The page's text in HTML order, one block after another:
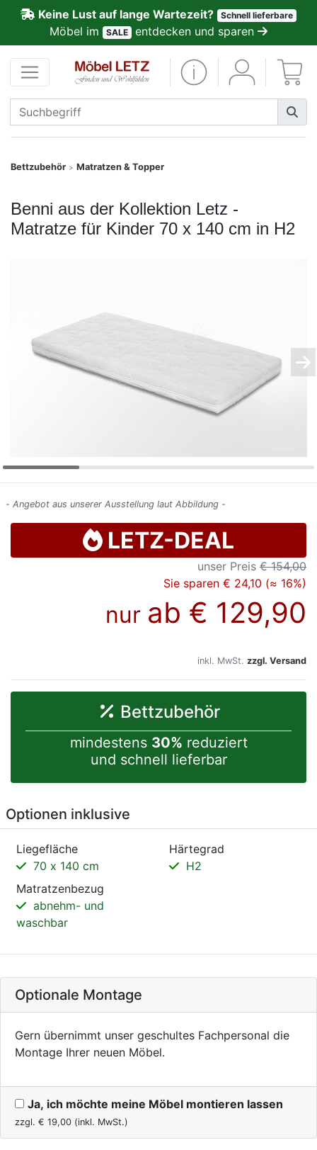
Keine Lust auf lange Wartezeit? Schnell lieferbare
Möbel im SALE entdecken und sparen
Bettzubehör > Matratzen & Topper
Benni aus der Kollektion Letz -
Matratze für Kinder 70 x 140 cm in H2
- Angebot aus unserer Ausstellung laut Abbildung -
LETZ-DEAL
unser Preis € 154,00
Sie sparen € 24,10 (≈ 16%)
nur ab € 129,90
inkl. MwSt. zzgl. Versand
Bettzubehör
mindestens 30% reduziert
und schnell lieferbar
Optionen inklusive
Liegefläche
70 x 140 cm
Härtegrad
H2
Matratzenbezug
abnehm- und
waschbar
Optionale Montage
Gern übernimmt unser geschultes Fachpersonal die
Montage Ihrer neuen Möbel.
Ja, ich möchte meine Möbel montieren lassen
zzgl. € 19,00 (inkl. MwSt.)
Kundenmeinungen
Anmelden
PREMIUM
Schnell
SALE
Konfigurator
0%
Finanzierung
Deals